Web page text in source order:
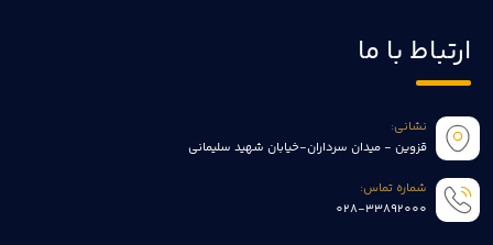
ارتباط با ما
نشانی:
قزوین - میدان سرداران-خیابان شهید سلیمانی
شماره تماس:
028-33892000